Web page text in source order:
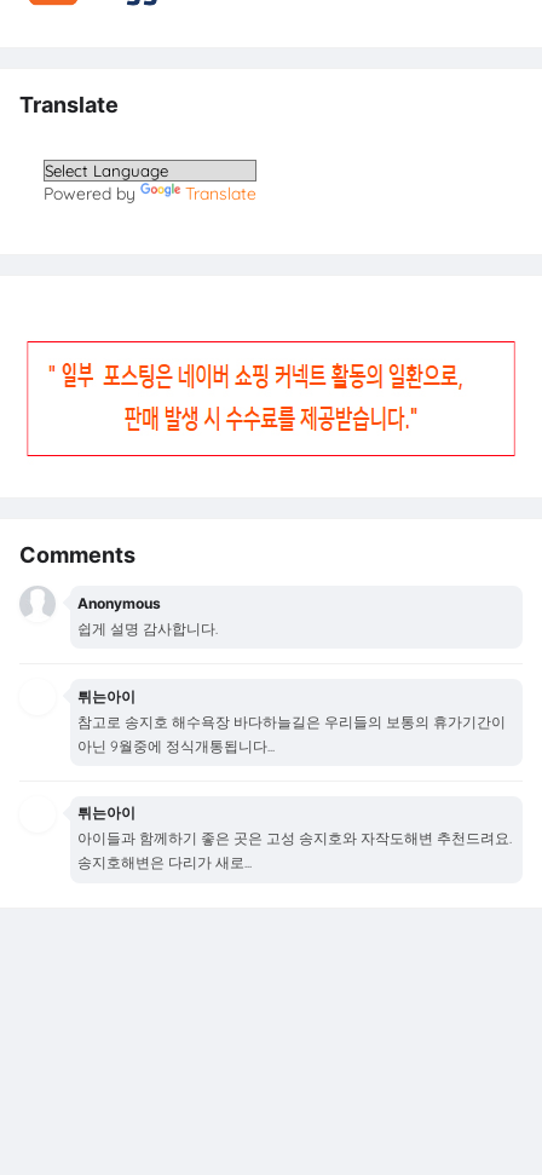
Translate
Powered by Translate
Comments
Anonymous
쉽게 설명 감사합니다.
튀는아이
참고로 송지호 해수욕장 바다하늘길은 우리들의 보통의 휴가기간이
아닌 9월중에 정식개통됩니다...
튀는아이
아이들과 함께하기 좋은 곳은 고성 송지호와 자작도해변 추천드려요.
송지호해변은 다리가 새로...